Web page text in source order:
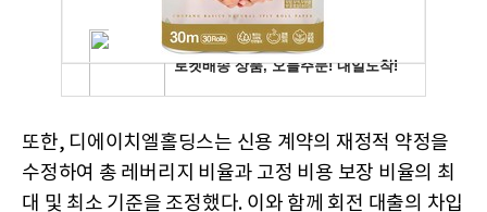
또한, 디에이치엘홀딩스는 신용 계약의 재정적 약정을
수정하여 총 레버리지 비율과 고정 비용 보장 비율의 최
대 및 최소 기준을 조정했다. 이와 함께 회전 대출의 차입